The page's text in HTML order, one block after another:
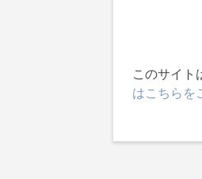
このサイト
はこちらを